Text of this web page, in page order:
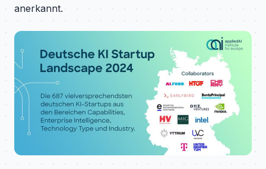
anerkannt.